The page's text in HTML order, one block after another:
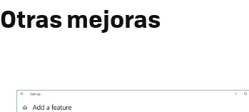
Otras mejoras